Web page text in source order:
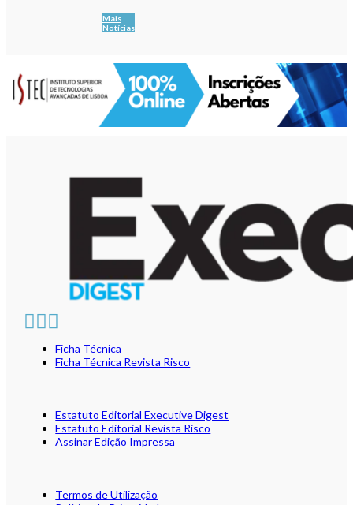
Mais
Notícias
Ficha Técnica
Ficha Técnica Revista Risco
Estatuto Editorial Executive Digest
Estatuto Editorial Revista Risco
Assinar Edição Impressa
Termos de Utilização